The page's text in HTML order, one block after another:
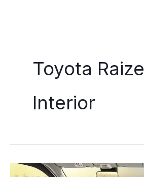
Toyota Raize
Interior